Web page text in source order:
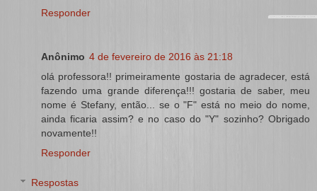
Responder
Anônimo 4 de fevereiro de 2016 às 21:18
olá professora!! primeiramente gostaria de agradecer, está
fazendo uma grande diferença!!! gostaria de saber, meu
nome é Stefany, então... se o "F" está no meio do nome,
ainda ficaria assim? e no caso do "Y" sozinho? Obrigado
novamente!!
Responder
Respostas